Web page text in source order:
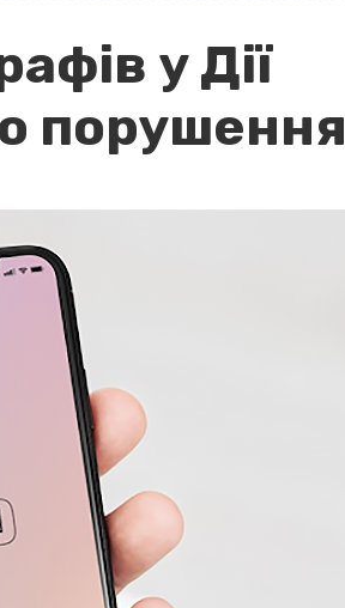
у Дії
порушення